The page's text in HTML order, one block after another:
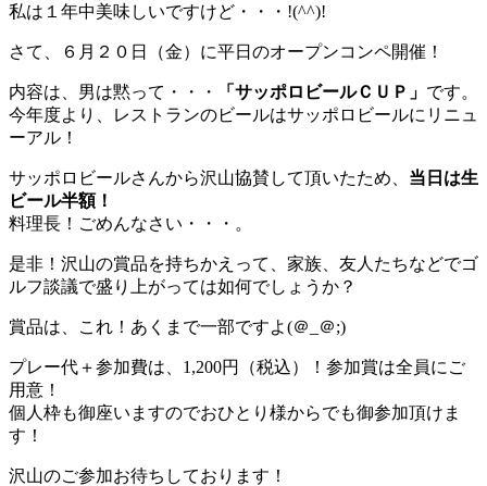
私は１年中美味しいですけど・・・!(^^)!
さて、６月２０日（金）に平日のオープンコンペ開催！
内容は、男は黙って・・・ 「サッポロビールＣＵＰ」 です。
今年度より、レストランのビールはサッポロビールにリニュ
ーアル！
サッポロビールさんから沢山協賛して頂いたため、 当日は生
ビール半額！
料理長！ごめんなさい・・・。
是非！沢山の賞品を持ちかえって、家族、友人たちなどでゴ
ルフ談議で盛り上がっては如何でしょうか？
賞品は、これ！あくまで一部ですよ(＠_＠;)
プレー代＋参加費は、1,200円（税込）！参加賞は全員にご
用意！
個人枠も御座いますのでおひとり様からでも御参加頂けま
す！
沢山のご参加お待ちしております！